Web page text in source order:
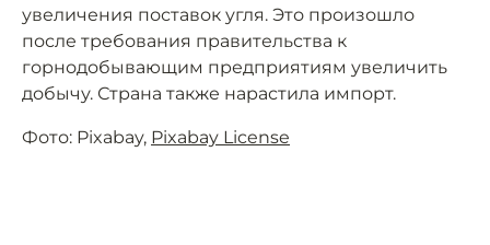
увеличения поставок угля. Это произошло
после требования правительства к
горнодобывающим предприятиям увеличить
добычу. Страна также нарастила импорт.
Фото: Pixabay, Pixabay License